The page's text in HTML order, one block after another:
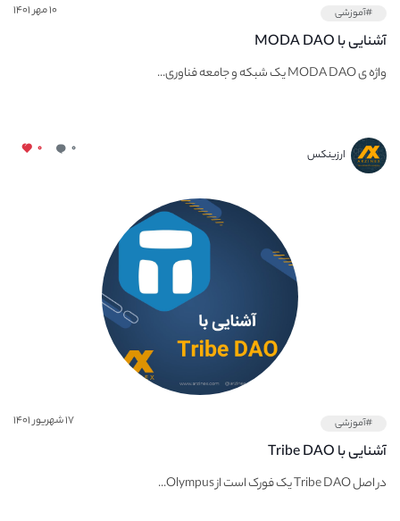
#آموزشی ۱۰ مهر ۱۴۰۱
آشنایی با MODA DAO
واژه ی MODA DAO یک شبکه و جامعه فناوری...
ارزینکس ۰ ۰
#آموزشی ۱۷ شهریور ۱۴۰۱
آشنایی با Tribe DAO
در اصل Tribe DAO یک فورک است از Olympus...